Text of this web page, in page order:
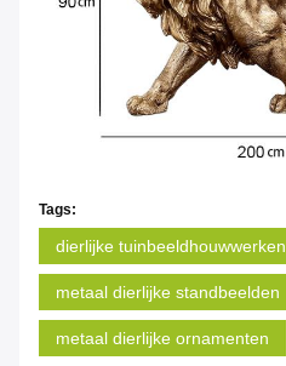
Tags:
dierlijke tuinbeeldhouwwerken
metaal dierlijke standbeelden
metaal dierlijke ornamenten